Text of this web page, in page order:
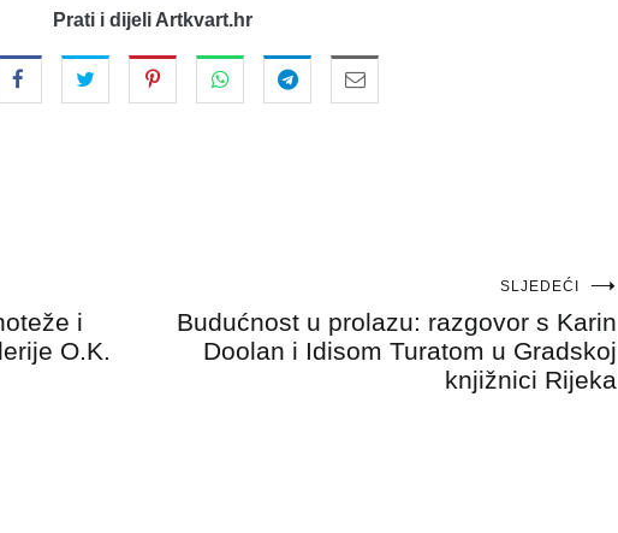
Prati i dijeli Artkvart.hr
i
O.K.
SLJEDEĆI
Budućnost u prolazu: razgovor s Karin
Doolan i Idisom Turatom u Gradskoj
knjižnici Rijeka